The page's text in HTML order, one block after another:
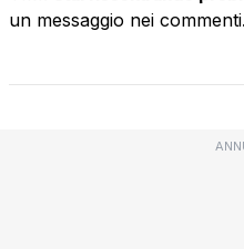
un messaggio nei commenti.